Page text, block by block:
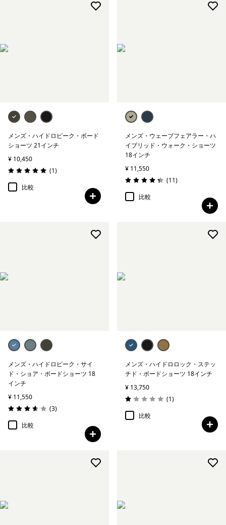
メンズ・ハイドロピーク・ボード
ショーツ 21インチ
¥ 10,450
評価: 5.0 / 5
(1レビュー
)
比較
メンズ・ウェーブフェアラー・ハ
イブリッド・ウォーク・ショーツ
18インチ
¥ 11,550
評価: 4.4 / 5
(11レビュー
)
比較
メンズ・ハイドロピーク・サイ
ド・ショア・ボードショーツ 18
インチ
¥ 11,550
評価: 3.7 / 5
(3レビュー
)
比較
メンズ・ハイドロロック・ステッ
チド・ボードショーツ 18インチ
¥ 13,750
評価: 1.0 / 5
(1レビュー
)
比較